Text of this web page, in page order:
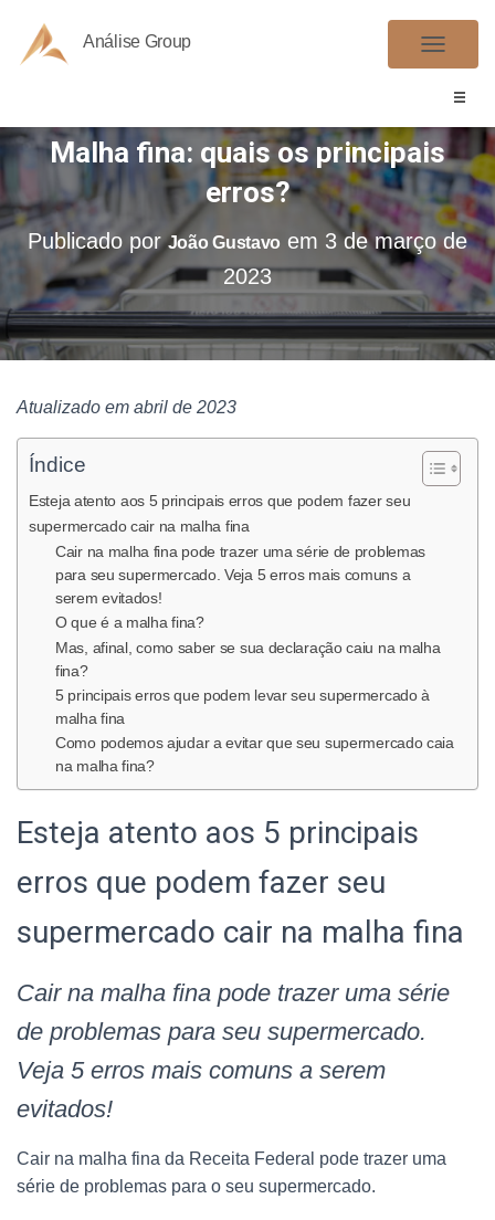
Análise Group
A
E
R
N
A
R
A
V
Ç
Ã
Malha fina: quais os principais
erros?
Publicado porJoão Gustavo em 3 de março de
2023
Atualizado em abril de 2023
Índice
Esteja atento aos 5 principais erros que podem fazer seu
supermercado cair na malha fina
Cair na malha fina pode trazer uma série de problemas
para seu supermercado. Veja 5 erros mais comuns a
serem evitados!
O que é a malha fina?
Mas, afinal, como saber se sua declaração caiu na malha
fina?
5 principais erros que podem levar seu supermercado à
malha fina
Como podemos ajudar a evitar que seu supermercado caia
na malha fina?
Esteja atento aos 5 principais
erros que podem fazer seu
supermercado cair na malha fina
Cair na malha fina pode trazer uma série
de problemas para seu supermercado.
Veja 5 erros mais comuns a serem
evitados!
Cair na malha fina da Receita Federal pode trazer uma
série de problemas para o seu supermercado.